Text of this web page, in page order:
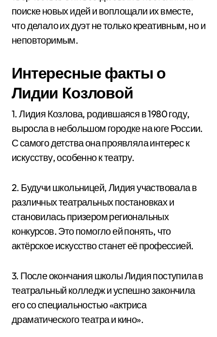
поиске новых идей и воплощали их вместе,
что делало их дуэт не только креативным, но и
неповторимым.
Интересные факты о
Лидии Козловой
1. Лидия Козлова, родившаяся в 1980 году,
выросла в небольшом городке на юге России.
С самого детства она проявляла интерес к
искусству, особенно к театру.
2. Будучи школьницей, Лидия участвовала в
различных театральных постановках и
становилась призером региональных
конкурсов. Это помогло ей понять, что
актёрское искусство станет её профессией.
3. После окончания школы Лидия поступила в
театральный колледж и успешно закончила
его со специальностью «актриса
драматического театра и кино».